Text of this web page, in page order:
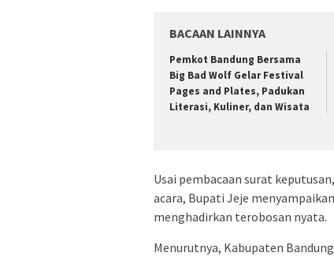
BACAAN LAINNYA
Pemkot Bandung Bersama
Big Bad Wolf Gelar Festival
Pages and Plates, Padukan
Literasi, Kuliner, dan Wisata
Usai pembacaan surat
acara, Bupati Jeje
menghadirkan terobosan nyata.
Menurutnya, Kabupaten